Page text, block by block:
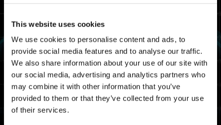
This website uses cookies
We use cookies to personalise content and ads, to
provide social media features and to analyse our traffic.
We also share information about your use of our site with
our social media, advertising and analytics partners who
may combine it with other information that you’ve
provided to them or that they’ve collected from your use
of their services.
UTC al jueves 23 de marzo de 2023 a las
Del viernes 17 de marzo de 2023 a las 01:00
CET al jueves 23 de marzo de 2023 a las
Recompensa por participar en la
versión de prueba abierta